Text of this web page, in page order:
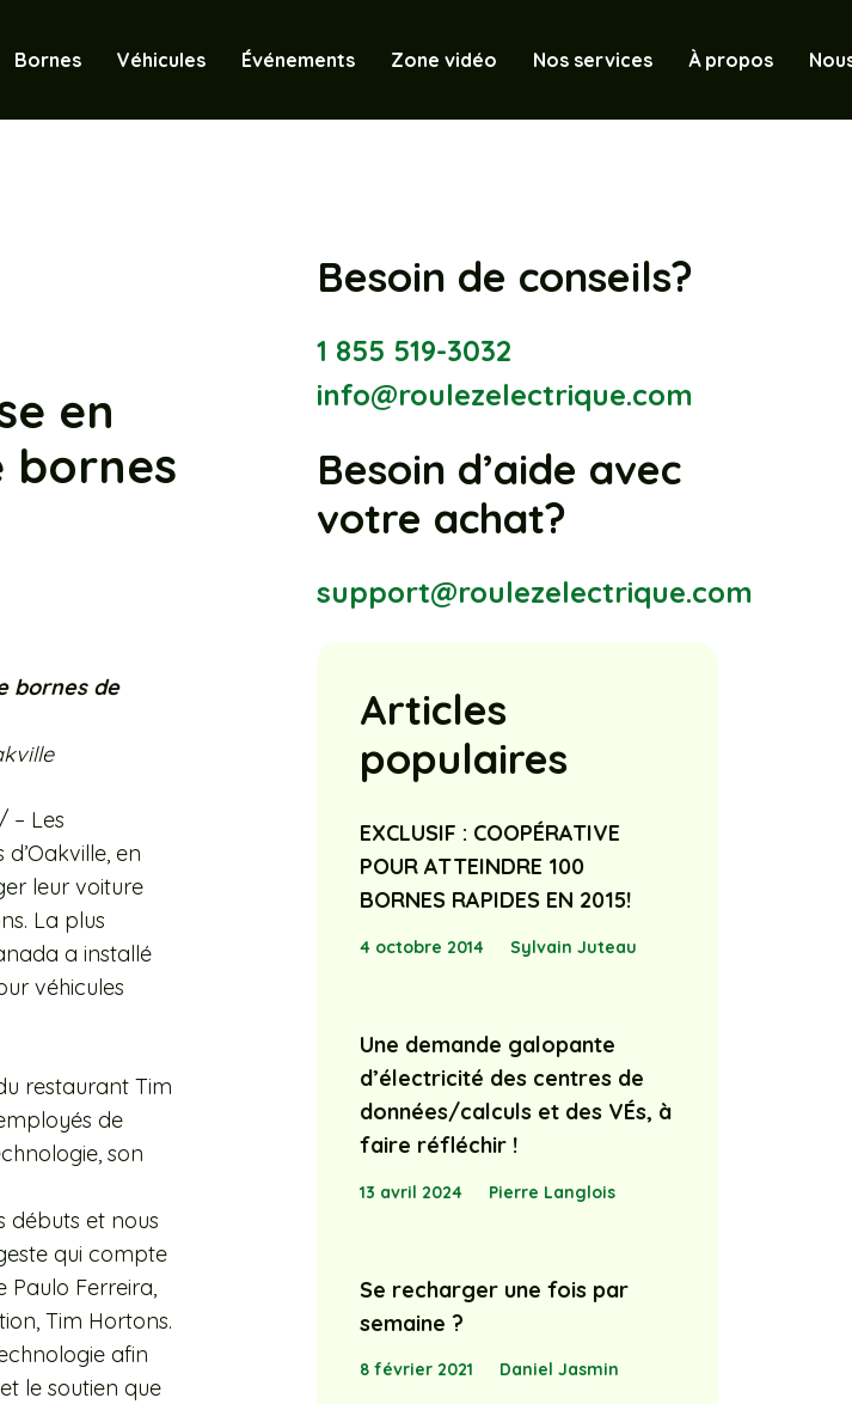
Bornes Véhicules Événements Zone vidéo Nos services À propos
en
bornes
bornes de
– Les
en
leur voiture
La plus
a installé
véhicules
restaurant Tim
de
son
débuts et nous
qui compte
Paulo Ferreira,
Tim Hortons.
afin
le soutien que
Besoin de conseils?
1 855 519-3032
info@roulezelectrique.com
Besoin d’aide avec
votre achat?
support@roulezelectrique.com
Articles
populaires
EXCLUSIF : COOPÉRATIVE
POUR ATTEINDRE 100
BORNES RAPIDES EN 2015!
4 octobre 2014 Sylvain Juteau
Une demande galopante
d’électricité des centres de
données/calculs et des VÉs, à
faire réfléchir !
13 avril 2024 Pierre Langlois
Se recharger une fois par
semaine ?
8 février 2021 Daniel Jasmin